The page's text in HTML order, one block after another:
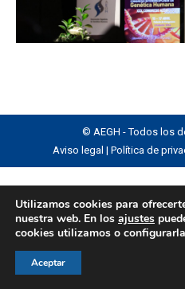
© AEGH - Todos los
Aviso legal | Política de
Utilizamos cookies para
nuestra web. En los ajustes
cookies utilizamos o
Aceptar